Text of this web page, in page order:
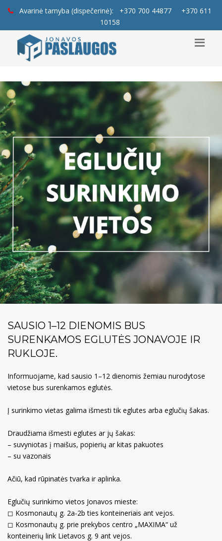
Avarinė tarnyba (dispečerinė): +370 700 44877
+370 611
10158
SAUSIO 1–12 DIENOMIS BUS
SURENKAMOS EGLUTĖS JONAVOJE IR
RUKLOJE.
Informuojame, kad sausio 1–12 dienomis žemiau nurodytose
vietose bus surenkamos eglutės.
Į surinkimo vietas galima išmesti tik eglutes arba eglučių šakas.
Draudžiama išmesti eglutes ar jų šakas:
– suvyniotas į maišus, popierių ar kitas pakuotes
– su vazonais
Ačiū, kad rūpinatės tvarka ir aplinka.
Eglučių surinkimo vietos Jonavos mieste:
◻︎ Kosmonautų g. 2a-2b ties konteineriais ant vejos.
◻︎ Kosmonautų g. prie prekybos centro „MAXIMA“ už
konteinerių link Lietavos g. 9 ant vejos.